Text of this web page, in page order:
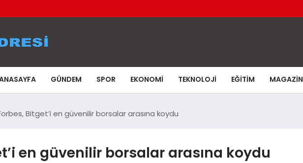
GÜNDEM SPOR EKONOMI TEKNOLOJI EĞITIM MAGAZIN
Bitget’i en güvenilir borsalar arasına koydu
en güvenilir borsalar arasına koydu